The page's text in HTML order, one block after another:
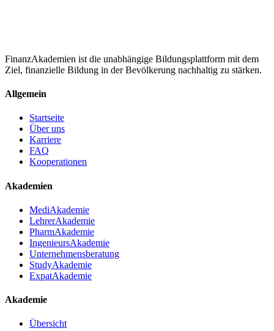
FinanzAkademien ist die unabhängige Bildungsplattform mit dem
Ziel, finanzielle Bildung in der Bevölkerung nachhaltig zu stärken.
Allgemein
Startseite
Über uns
Karriere
FAQ
Kooperationen
Akademien
MediAkademie
LehrerAkademie
PharmAkademie
IngenieursAkademie
Unternehmensberatung
StudyAkademie
ExpatAkademie
Akademie
Übersicht